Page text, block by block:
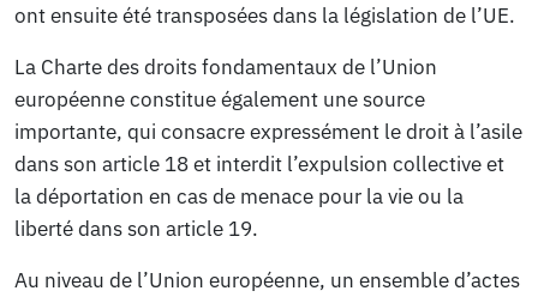
ont ensuite été transposées dans la législation de l’UE.
La Charte des droits fondamentaux de l’Union
européenne constitue également une source
importante, qui consacre expressément le droit à l’asile
dans son article 18 et interdit l’expulsion collective et
la déportation en cas de menace pour la vie ou la
liberté dans son article 19.
Au niveau de l’Union européenne, un ensemble d’actes